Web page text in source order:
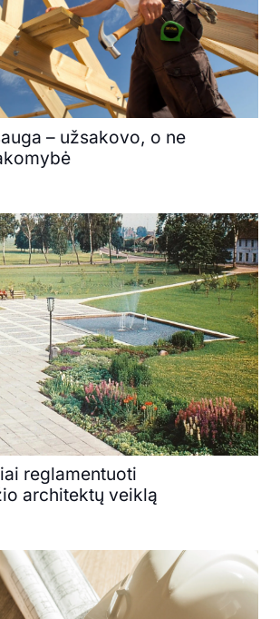
– užsakovo, o ne
reglamentuoti
architektų veiklą